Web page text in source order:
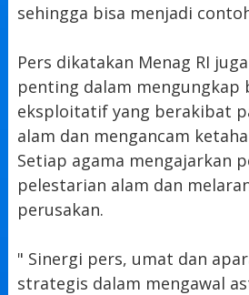
sehingga bisa menjadi
Pers dikatakan Menag RI
penting dalam
eksploitatif yang berakibat
alam dan mengancam
Setiap agama mengajarkan
pelestarian alam dan
perusakan.
" Sinergi pers, umat dan
strategis dalam mengawal